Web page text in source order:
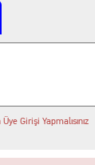
Girişi Yapmalısınız